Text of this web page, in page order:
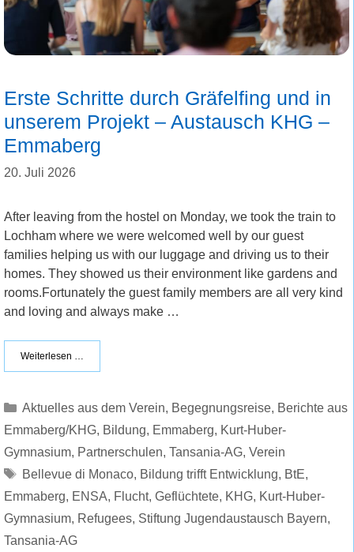
Erste Schritte durch Gräfelfing und in
unserem Projekt – Austausch KHG –
Emmaberg
20. Juli 2026
After leaving from the hostel on Monday, we took the train to
Lochham where we were welcomed well by our guest
families helping us with our luggage and driving us to their
homes. They showed us their environment like gardens and
rooms.Fortunately the guest family members are all very kind
and loving and always make …
Weiterlesen …
Kategorien
Aktuelles aus dem Verein, Begegnungsreise, Berichte aus
Emmaberg/KHG, Bildung, Emmaberg, Kurt-Huber-
Gymnasium, Partnerschulen, Tansania-AG, Verein
Schlagwörter
Bellevue di Monaco, Bildung trifft Entwicklung, BtE,
Emmaberg, ENSA, Flucht, Geflüchtete, KHG, Kurt-Huber-
Gymnasium, Refugees, Stiftung Jugendaustausch Bayern,
Tansania-AG